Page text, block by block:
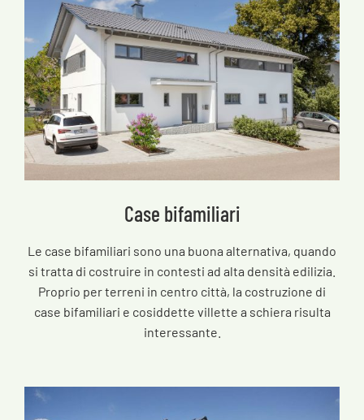
Case bifamiliari
Le case bifamiliari sono una buona alternativa, quando
si tratta di costruire in contesti ad alta densità edilizia.
Proprio per terreni in centro città, la costruzione di
case bifamiliari e cosiddette villette a schiera risulta
interessante.